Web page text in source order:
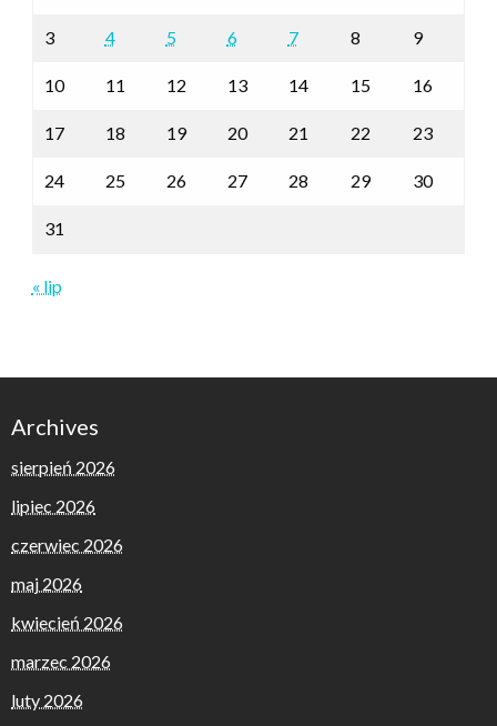
3 4 5 6 7 8 9
10 11 12 13 14 15 16
17 18 19 20 21 22 23
24 25 26 27 28 29 30
31
« lip
Archives
sierpień 2026
lipiec 2026
czerwiec 2026
maj 2026
kwiecień 2026
marzec 2026
luty 2026